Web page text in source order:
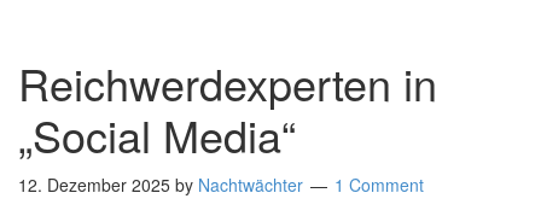
Reichwerdexperten in
„Social Media“
12. Dezember 2025 by Nachtwächter 1 Comment